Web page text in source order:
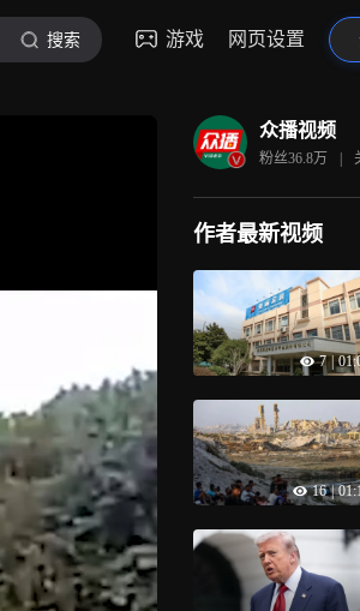
搜索 游戏 网页设置
众播视频
粉丝36.8万 |
作者最新视频
7
16 |